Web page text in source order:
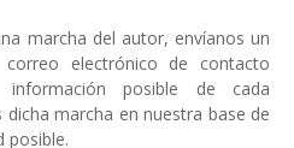
marcha del autor, envíanos un
electrónico de contacto
posible de cada
marcha en nuestra base de
posible.